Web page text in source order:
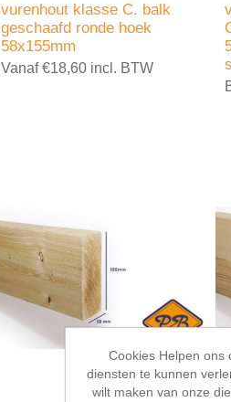
vurenhout klasse C. balk
geschaafd ronde hoek
58x155mm
Vanaf €18,60 incl. BTW
Cookies Helpen ons
diensten te kunnen
wilt maken van onze